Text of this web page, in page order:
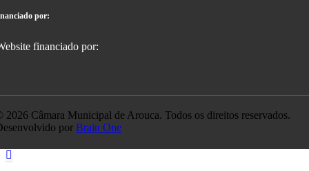
por:
2026 Câmara Municipal de Arouca. Todos os direitos reservados.
por Brain One